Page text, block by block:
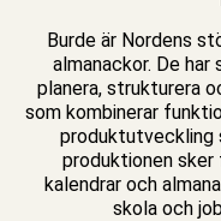
Burde är Nordens
almanackor. De har
planera, strukturera
som kombinerar
produktutveckling
produktionen sker
kalendrar och
skola och